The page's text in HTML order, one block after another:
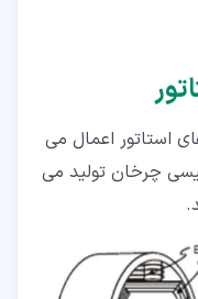
استاتور اعمال می
چرخان تولید می